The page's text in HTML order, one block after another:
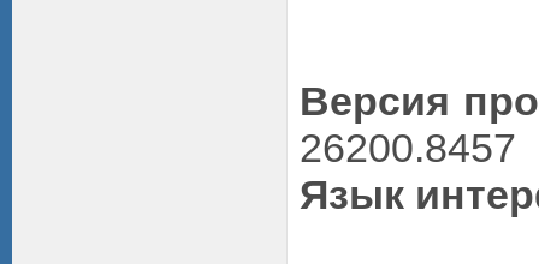
Версия
26200.8457
Язык